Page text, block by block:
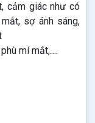
cảm giác như có
sợ ánh sáng,
mí mắt,….